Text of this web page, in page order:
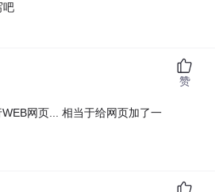
吧
网页... 相当于给网页加了一
赞